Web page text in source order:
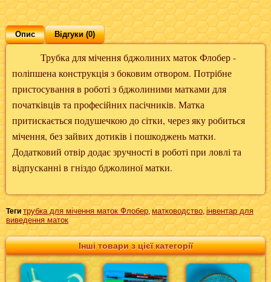
Опис Відгуки (0)
Трубка для мічення бджолиних маток Флобер -
поліпшена конструкція з боковим отвором. Потрібне
пристосування в роботі з бджолиними матками для
початківців та професійних пасічників. Матка
притискається подушечкою до сітки, через яку робиться
мічення, без зайвих дотиків і пошкоджень матки.
Додатковий отвір додає зручності в роботі при ловлі та
відпусканні в гніздо бджолиної матки.
Теги трубка для мічення маток Флобер, матководство, інвентар для
виведення маток
Інші товари з цієї категорії